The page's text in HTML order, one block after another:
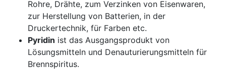
Rohre, Drähte, zum Verzinken von Eisenwaren,
zur Herstellung von Batterien, in der
Druckertechnik, für Farben etc.
Pyridin ist das Ausgangsprodukt von
Lösungsmitteln und Denauturierungsmitteln für
Brennspiritus.